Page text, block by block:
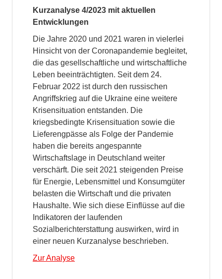
Kurzanalyse 4/2023 mit aktuellen
Entwicklungen
Die Jahre 2020 und 2021 waren in vielerlei
Hinsicht von der Coronapandemie begleitet,
die das gesellschaftliche und wirtschaftliche
Leben beeinträchtigten. Seit dem 24.
Februar 2022 ist durch den russischen
Angriffskrieg auf die Ukraine eine weitere
Krisensituation entstanden. Die
kriegsbedingte Krisensituation sowie die
Lieferengpässe als Folge der Pandemie
haben die bereits angespannte
Wirtschaftslage in Deutschland weiter
verschärft. Die seit 2021 steigenden Preise
für Energie, Lebensmittel und Konsumgüter
belasten die Wirtschaft und die privaten
Haushalte. Wie sich diese Einflüsse auf die
Indikatoren der laufenden
Sozialberichterstattung auswirken, wird in
einer neuen Kurzanalyse beschrieben.
Zur Analyse